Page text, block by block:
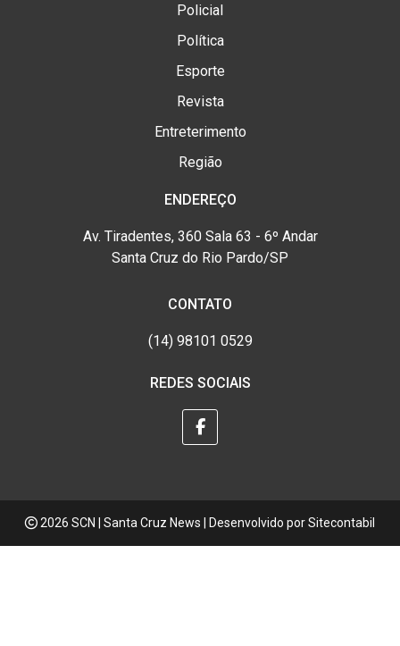
Policial
Política
Esporte
Revista
Entreterimento
Região
ENDEREÇO
Av. Tiradentes, 360 Sala 63 - 6º Andar
Santa Cruz do Rio Pardo/SP
CONTATO
(14) 98101 0529
REDES SOCIAIS
2026 SCN | Santa Cruz News | Desenvolvido porSitecontabil